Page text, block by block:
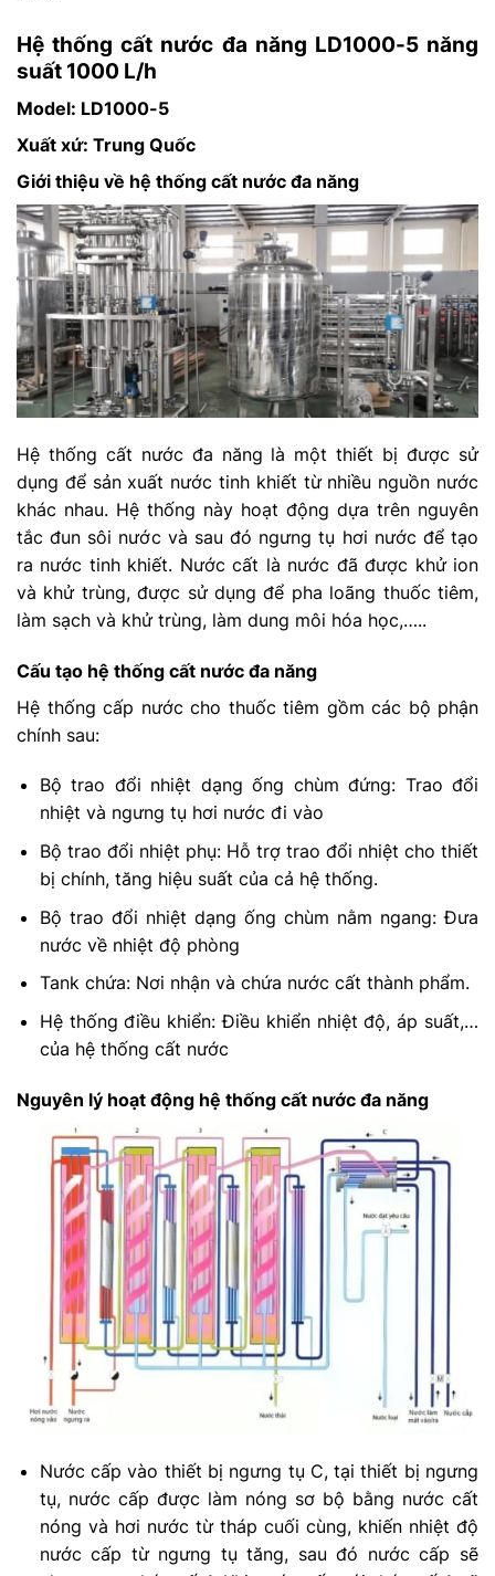
Hệ thống cất nước đa năng LD1000-5 năng
suất 1000 L/h
Model: LD1000-5
Xuất xứ: Trung Quốc
Giới thiệu về hệ thống cất nước đa năng
Hệ thống cất nước đa năng là một thiết bị được sử
dụng để sản xuất nước tinh khiết từ nhiều nguồn nước
khác nhau. Hệ thống này hoạt động dựa trên nguyên
tắc đun sôi nước và sau đó ngưng tụ hơi nước để tạo
ra nước tinh khiết. Nước cất là nước đã được khử ion
và khử trùng, được sử dụng để pha loãng thuốc tiêm,
làm sạch và khử trùng, làm dung môi hóa học,…..
Cấu tạo hệ thống cất nước đa năng
Hệ thống cấp nước cho thuốc tiêm gồm các bộ phận
chính sau:
Bộ trao đổi nhiệt dạng ống chùm đứng: Trao đổi
nhiệt và ngưng tụ hơi nước đi vào
Bộ trao đổi nhiệt phụ: Hỗ trợ trao đổi nhiệt cho thiết
bị chính, tăng hiệu suất của cả hệ thống.
Bộ trao đổi nhiệt dạng ống chùm nằm ngang: Đưa
nước về nhiệt độ phòng
Tank chứa: Nơi nhận và chứa nước cất thành phẩm.
Hệ thống điều khiển: Điều khiển nhiệt độ, áp suất,…
của hệ thống cất nước
Nguyên lý hoạt động hệ thống cất nước đa năng
Nước cấp vào thiết bị ngưng tụ C, tại thiết bị ngưng
tụ, nước cấp được làm nóng sơ bộ bằng nước cất
nóng và hơi nước từ tháp cuối cùng, khiến nhiệt độ
nước cấp từ ngưng tụ tăng, sau đó nước cấp sẽ